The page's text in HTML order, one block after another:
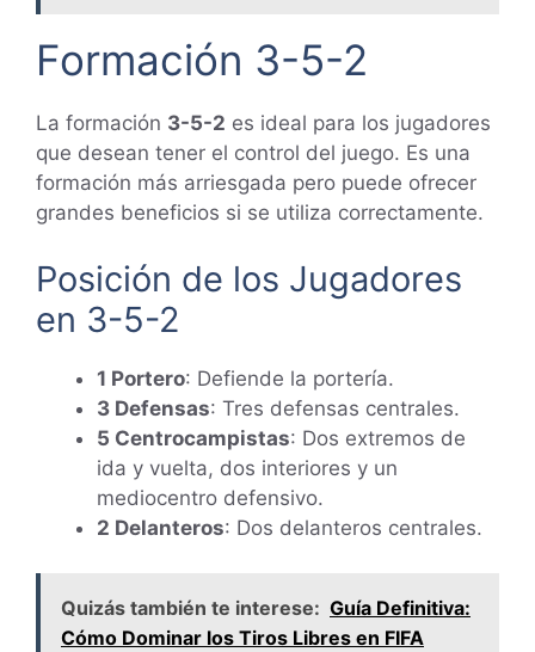
Formación 3-5-2
La formación 3-5-2 es ideal para los jugadores
que desean tener el control del juego. Es una
formación más arriesgada pero puede ofrecer
grandes beneficios si se utiliza correctamente.
Posición de los Jugadores
en 3-5-2
1 Portero: Defiende la portería.
3 Defensas: Tres defensas centrales.
5 Centrocampistas: Dos extremos de
ida y vuelta, dos interiores y un
mediocentro defensivo.
2 Delanteros: Dos delanteros centrales.
Quizás también te interese: Guía Definitiva:
Cómo Dominar los Tiros Libres en FIFA